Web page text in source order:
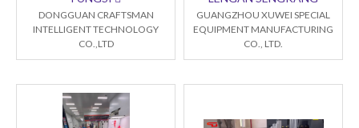
DONGGUAN CRAFTSMAN
INTELLIGENT TECHNOLOGY
CO.,LTD
GUANGZHOU XUWEI SPECIAL
EQUIPMENT MANUFACTURING
CO., LTD.